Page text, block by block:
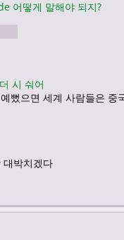
어떻게 말해야 되지?
시 숴어
뻤으면 세계 사람들은 중
대박치겠다